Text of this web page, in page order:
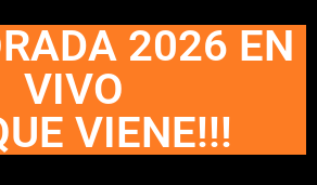
2026 EN
VIVO
VIENE!!!